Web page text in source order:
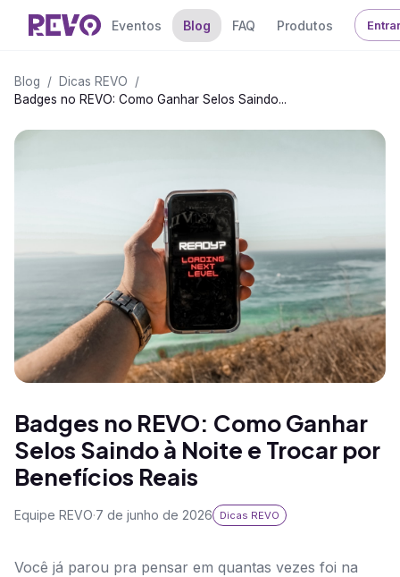
Eventos Blog FAQ Produtos
Blog / Dicas REVO
/
Badges no REVO: Como Ganhar Selos Saindo...
Badges no REVO: Como Ganhar
Selos Saindo à Noite e Trocar por
Benefícios Reais
Equipe REVO·7 de junho de 2026 Dicas REVO
Você já parou pra pensar em quantas vezes foi na